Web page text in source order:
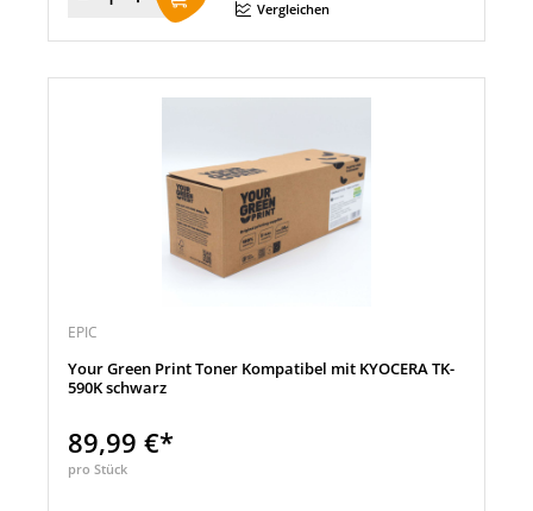
Menge
Vergleichen
EPIC
Your Green Print Toner Kompatibel mit KYOCERA TK-
590K schwarz
89,99 €*
pro Stück